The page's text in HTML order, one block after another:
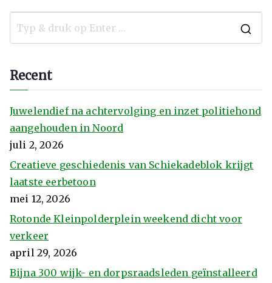
Recent
Juwelendief na achtervolging en inzet politiehond
aangehouden in Noord
juli 2, 2026
Creatieve geschiedenis van Schiekadeblok krijgt
laatste eerbetoon
mei 12, 2026
Rotonde Kleinpolderplein weekend dicht voor
verkeer
april 29, 2026
Bijna 300 wijk- en dorpsraadsleden geïnstalleerd